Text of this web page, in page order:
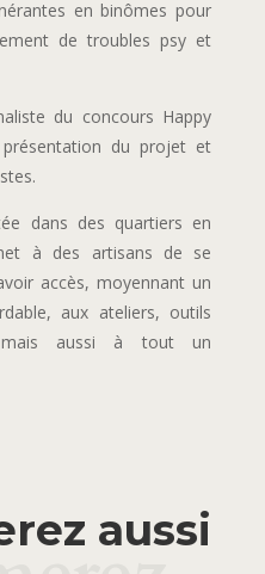
en binômes pour
de troubles psy et
du concours Happy
du projet et
dans des quartiers en
à des artisans de se
accès, moyennant un
aux ateliers, outils
mais aussi à tout un
aussi